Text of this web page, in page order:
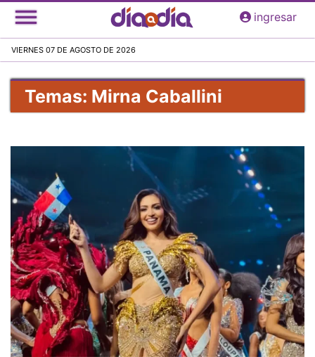
Pasar
al
principal
ingresar
VIERNES 07 DE AGOSTO DE 2026
Temas: Mirna Caballini